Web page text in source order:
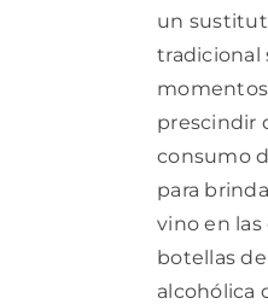
un
tradicional
prescindir
consumo
para
vino en las
botellas de
alcohólica